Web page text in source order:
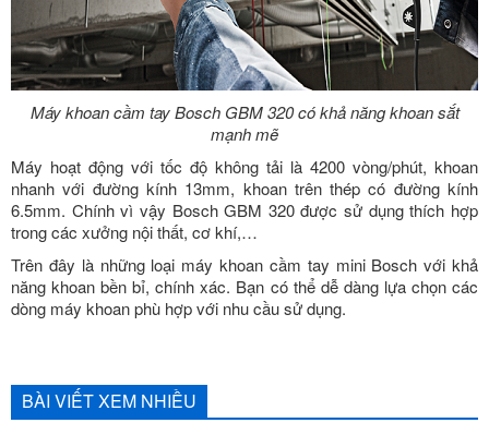
Máy khoan cầm tay Bosch GBM 320 có khả năng khoan sắt
mạnh mẽ
Máy hoạt động với tốc độ không tải là 4200 vòng/phút, khoan
nhanh với đường kính 13mm, khoan trên thép có đường kính
6.5mm. Chính vì vậy Bosch GBM 320 được sử dụng thích hợp
trong các xưởng nội thất, cơ khí,…
Trên đây là những loại máy khoan cầm tay mini Bosch với khả
năng khoan bền bỉ, chính xác. Bạn có thể dễ dàng lựa chọn các
dòng máy khoan phù hợp với nhu cầu sử dụng.
BÀI VIẾT XEM NHIỀU